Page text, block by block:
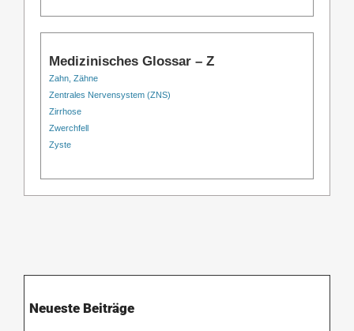
Medizinisches Glossar – Z
Zahn, Zähne
Zentrales Nervensystem (ZNS)
Zirrhose
Zwerchfell
Zyste
Neueste Beiträge